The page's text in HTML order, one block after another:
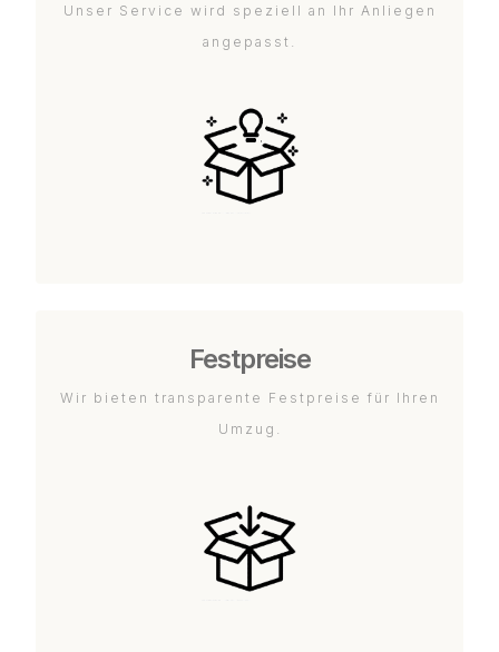
Unser Service wird speziell an Ihr Anliegen
angepasst.
Festpreise
Wir bieten transparente Festpreise für Ihren
Umzug.